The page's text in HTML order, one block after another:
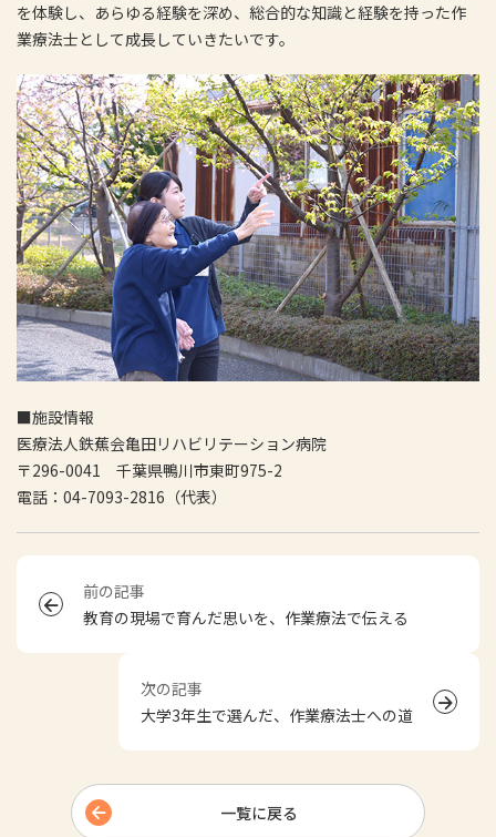
を体験し、あらゆる経験を深め、総合的な知識と経験を持った作
業療法士として成長していきたいです。
■施設情報
医療法人鉄蕉会亀田リハビリテーション病院
〒296-0041 千葉県鴨川市東町975-2
電話：04-7093-2816（代表）
前の記事
教育の現場で育んだ思いを、作業療法で伝える
次の記事
大学3年生で選んだ、作業療法士への道
一覧に戻る